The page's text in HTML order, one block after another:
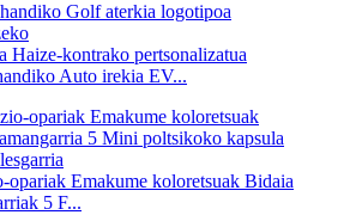
Haize-kontrako pertsonalizatua
Auto irekia EV...
opariak Emakume koloretsuak Bidaia
5 F...